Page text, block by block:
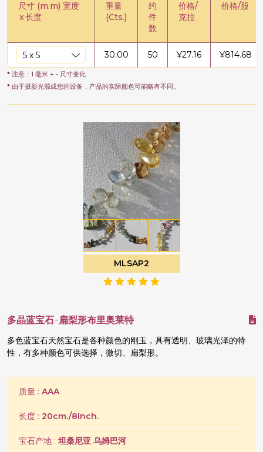
尺寸 (m.m) 宽度
x长度
重量
(Cts.)
约
件
数
价格/
克拉
价格/股
30.00 50 ¥27.16 ¥814.68
* 注意：1 毫米 + - 尺寸变化
* 由于摄影光源或您的设备，产品的实际颜色可能略有不同。
MLSAP2
多晶蓝宝石-扁梨形布里奥莱特
多色蓝宝石天然宝石是各种颜色的刚玉，具有透明、玻璃光泽的特
性，有多种颜色可供选择，微切、扁梨形。
质量 : AAA
长度 : 20cm./8Inch.
宝石产地 :坦桑尼亚 乌姆巴河